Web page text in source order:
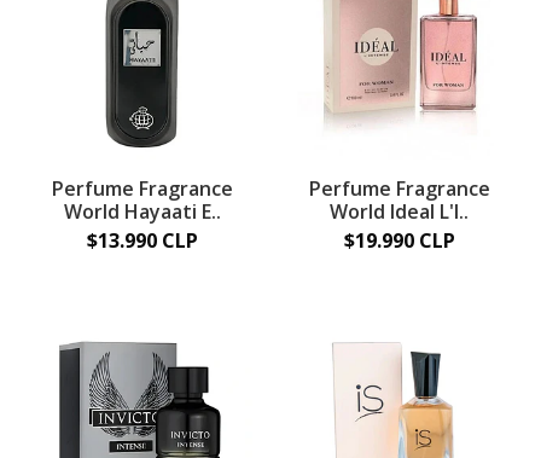
Perfume Fragrance
World Hayaati E..
$13.990 CLP
Perfume Fragrance
World Ideal L'I..
$19.990 CLP